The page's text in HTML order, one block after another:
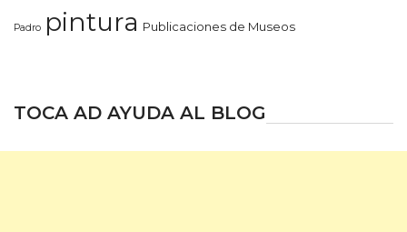
Padro pintura Publicaciones de Museos
TOCA AD AYUDA AL BLOG